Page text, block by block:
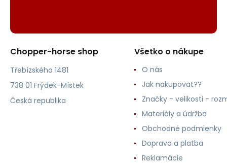
Chopper-horse shop
Třebízského 1481
738 01 Frýdek-Místek
Česká republika
Všetko o nákupe
O nás
Jak nakupovat??
Značky - velikosti -
Materiály a údržba
Obchodné podmienky
Doprava a platba
Reklamácie